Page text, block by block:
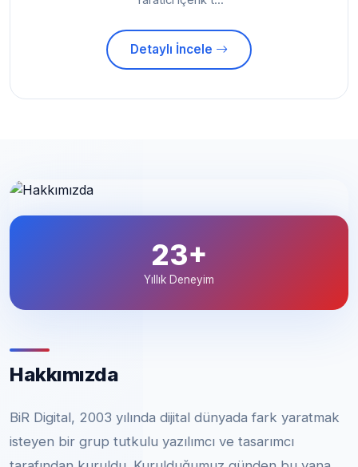
Detaylı İncele
23+
Yıllık Deneyim
Hakkımızda
BiR Digital, 2003 yılında dijital dünyada fark yaratmak
isteyen bir grup tutkulu yazılımcı ve tasarımcı
tarafından kuruldu. Kurulduğumuz günden bu yana,